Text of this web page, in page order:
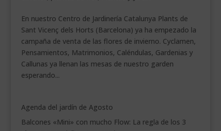
En nuestro Centro de Jardinería Catalunya Plants de
Sant Vicenç dels Horts (Barcelona) ya ha empezado la
campaña de venta de las flores de invierno. Cyclamen,
Pensamientos, Matrimonios, Caléndulas, Gardenias y
Callunas ya llenan las mesas de nuestro garden
esperando...
Agenda del jardín de Agosto
Balcones «Mini» con mucho Flow: La regla de los 3